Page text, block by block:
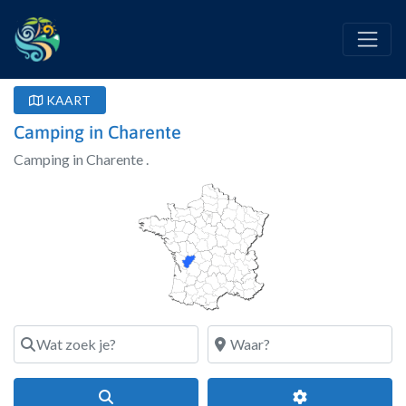
KAART
Camping in Charente
Camping in Charente .
Wat zoek je? Waar?
Geavanceerde